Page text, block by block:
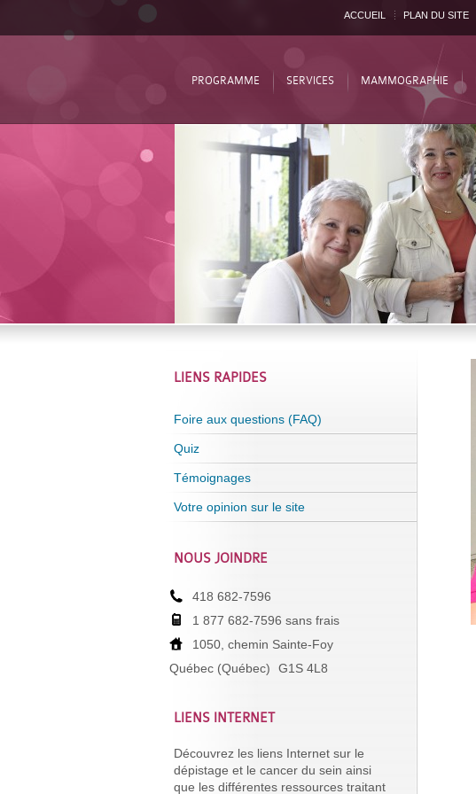
ACCUEIL PLAN DU SITE
PROGRAMME SERVICES MAMMOGRAPHIE
LIENS RAPIDES
Foire aux questions (FAQ)
Quiz
Témoignages
Votre opinion sur le site
NOUS JOINDRE
418 682-7596
1 877 682-7596 sans frais
1050, chemin Sainte-Foy
Québec (Québec)
G1S 4L8
LIENS INTERNET
Découvrez les liens Internet sur le
dépistage et le cancer du sein ainsi
que les différentes ressources traitant